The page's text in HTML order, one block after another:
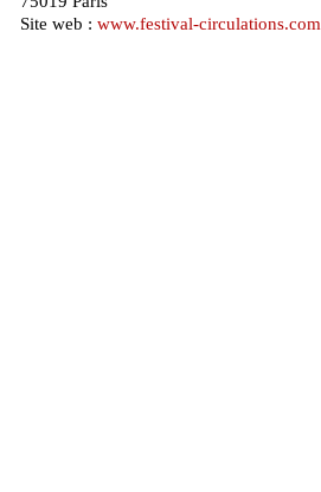
Site web : www.festival-circulations.com